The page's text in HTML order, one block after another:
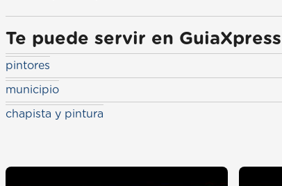
Te puede servir en GuiaXpress
pintores
municipio
chapista y pintura